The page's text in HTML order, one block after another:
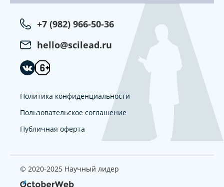
+7 (982) 966-50-36
hello@scilead.ru
Политика конфиденциальности
Пользовательское соглашение
Публичная оферта
© 2020-2025 Научный лидер